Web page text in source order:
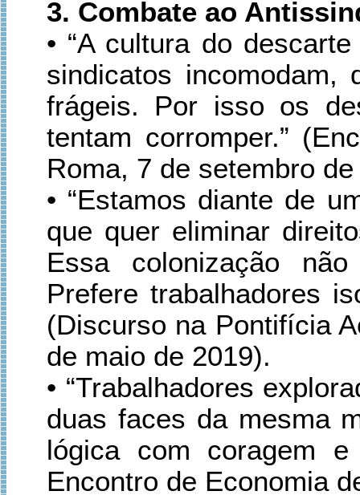
3. Combate ao
• “A cultura do
sindicatos incomodam,
frágeis. Por isso os
tentam corromper.”
Roma, 7 de setembro
• “Estamos diante de
que quer eliminar
Essa colonização
Prefere trabalhadores
(Discurso na Pontifícia
de maio de 2019).
• “Trabalhadores
duas faces da mesma
lógica com coragem e
Encontro de Economia